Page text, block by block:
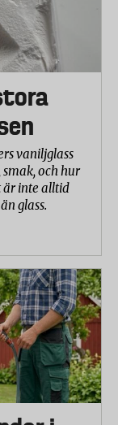
vaniljglass
och hur
är inte alltid
glass.